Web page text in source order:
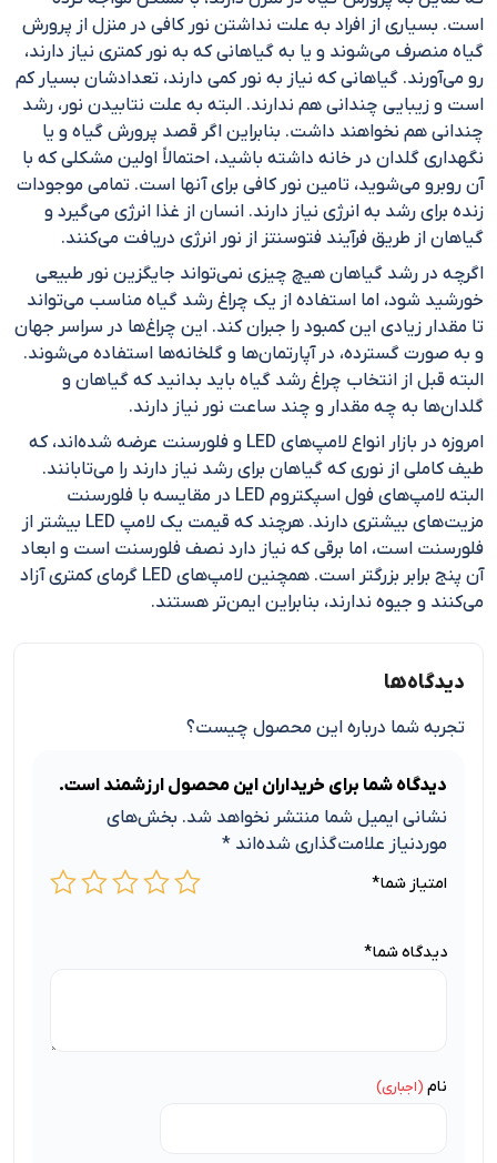
است. بسیاری از افراد به علت نداشتن نور کافی در منزل از پرورش
گیاه منصرف می‌شوند و یا به گیاهانی که به نور کمتری نیاز دارند،
رو می‌آورند. گیاهانی که نیاز به نور کمی دارند، تعدادشان بسیار کم
است و زیبایی چندانی هم ندارند. البته به علت نتابیدن نور، رشد
چندانی هم نخواهند داشت. بنابراین اگر قصد پرورش گیاه و یا
نگهداری گلدان در خانه داشته باشید، احتمالاً اولین مشکلی که با
آن روبرو می‌شوید، تامین نور کافی برای آنها است. تمامی موجودات
زنده برای رشد به انرژی نیاز دارند. انسان از غذا انرژی می‌گیرد و
گیاهان از طریق فرآیند فتوسنتز از نور انرژی دریافت می‌کنند.
اگرچه در رشد گیاهان هیچ چیزی نمی‌تواند جایگزین نور طبیعی
خورشید شود، اما استفاده از یک چراغ رشد گیاه مناسب می‌تواند
تا مقدار زیادی این کمبود را جبران کند. این چراغ‌ها در سراسر جهان
و به صورت گسترده، در آپارتمان‌ها و گلخانه‌ها استفاده می‌شوند.
البته قبل از انتخاب چراغ رشد گیاه باید بدانید که گیاهان و
گلدان‌ها به چه مقدار و چند ساعت نور نیاز دارند.
امروزه در بازار انواع لامپ‌های LED و فلورسنت عرضه شده‌اند، که
طیف کاملی از نوری که گیاهان برای رشد نیاز دارند را می‌تابانند.
البته لامپ‌های فول اسپکتروم LED در مقایسه با فلورسنت
مزیت‌های بیشتری دارند. هرچند که قیمت یک لامپ LED بیشتر از
فلورسنت است، اما برقی که نیاز دارد نصف فلورسنت است و ابعاد
آن پنج برابر بزرگتر است. همچنین لامپ‌های LED گرمای کمتری آزاد
می‌کنند و جیوه ندارند، بنابراین ایمن‌تر هستند.
دیدگاه‌ها
تجربه شما درباره این محصول چیست؟
دیدگاه شما برای خریداران این محصول ارزشمند است.
نشانی ایمیل شما منتشر نخواهد شد. بخش‌های
موردنیاز علامت‌گذاری شده‌اند *
امتیاز شما*
دیدگاه شما*
نام